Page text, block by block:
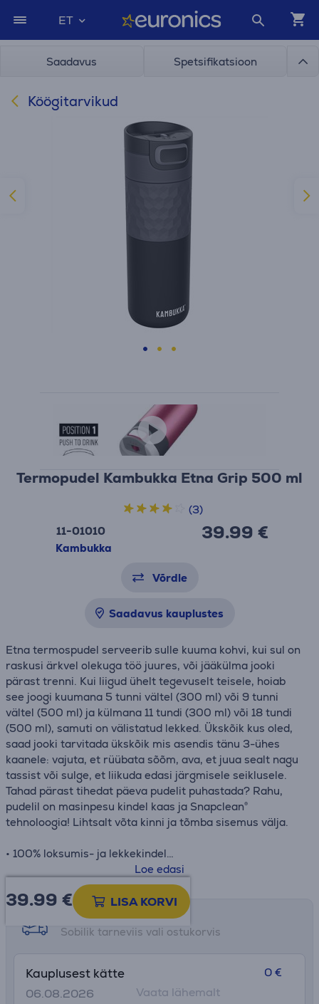
ET
Saadavus Spetsifikatsioon
Köögitarvikud
Termopudel Kambukka Etna Grip 500 ml
11-01010
Kambukka
39.99 €
(3)
Võrdle
Saadavus kauplustes
Etna termospudel serveerib sulle kuuma kohvi, kui sul on
raskusi ärkvel olekuga töö juures, või jääkülma jooki
pärast trenni. Kui liigud ühelt tegevuselt teisele, hoiab
see joogi kuumana 5 tunni vältel (300 ml) või 9 tunni
vältel (500 ml) ja külmana 11 tundi (300 ml) või 18 tundi
(500 ml), samuti on välistatud lekked. Ükskõik kus oled,
saad jooki tarvitada ükskõik mis asendis tänu 3-ühes
kaanele: vajuta, et rüübata sõõm, ava, et juua sealt nagu
tassist või sulge, et liikuda edasi järgmisele seiklusele.
Tahad pärast tihedat päeva pudelit puhastada? Rahu,
pudelil on masinpesu kindel kaas ja Snapclean®
tehnoloogia! Lihtsalt võta kinni ja tõmba sisemus välja.
• 100% loksumis- ja lekkekindel
• Universaalne SNAPCLEAN® kaas
• Nõudepesumasinas pestav kaas
• Kahekordsest roostevabast terasest
• Kuum 9 tundi, külm 18 tundi
• Kõrgus: 21,9 cm
Loe edasi
39.99 € LISA KORVI
Tarne võimalused
Sobilik tarneviis vali ostukorvis
Kauplusest kätte
06.08.2026
0 €
Vaata lähemalt